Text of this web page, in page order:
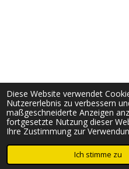
Diese Website verwendet
Nutzererlebnis zu verbessern
maßgeschneiderte Anzeigen
fortgesetzte Nutzung dieser
Ihre Zustimmung zur
Ich stimme zu
Telefon